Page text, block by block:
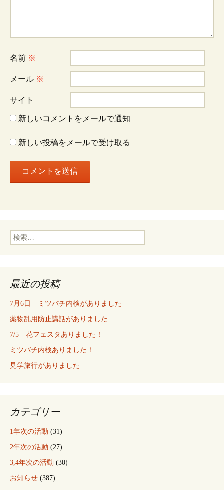
シ
ョ
ン
名前 ※
メール ※
サイト
新しいコメントをメールで通知
新しい投稿をメールで受け取る
検
索:
最近の投稿
7月6日 ミツバチ内検がありました
薬物乱用防止講話がありました
7/5 花フェスタありました！
ミツバチ内検ありました！
見学旅行がありました
カテゴリー
1年次の活動 (31)
2年次の活動 (27)
3,4年次の活動 (30)
お知らせ (387)